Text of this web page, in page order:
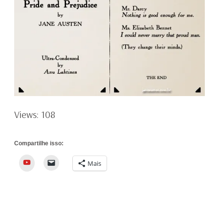
Views: 108
Compartilhe isso:
YouTube Mais